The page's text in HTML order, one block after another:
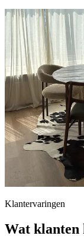
Klantervaringen
Wat klanten